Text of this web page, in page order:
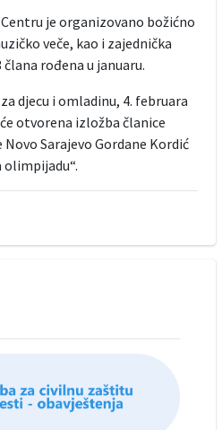
je organizovano božićno
veče, kao i zajednička
rođena u januaru.
djecu i omladinu, 4. februara
otvorena izložba članice
Sarajevo Gordane Kordić
olimpijadu“.